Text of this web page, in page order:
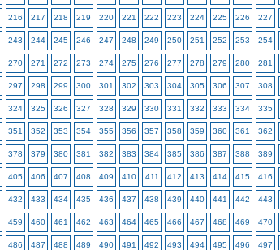
216 217 218 219 220 221 222 223 224 225 226 227
243 244 245 246 247 248 249 250 251 252 253 254
270 271 272 273 274 275 276 277 278 279 280 281
297 298 299 300 301 302 303 304 305 306 307 308
324 325 326 327 328 329 330 331 332 333 334 335
351 352 353 354 355 356 357 358 359 360 361 362
378 379 380 381 382 383 384 385 386 387 388 389
405 406 407 408 409 410 411 412 413 414 415 416
432 433 434 435 436 437 438 439 440 441 442 443
459 460 461 462 463 464 465 466 467 468 469 470
486 487 488 489 490 491 492 493 494 495 496 497